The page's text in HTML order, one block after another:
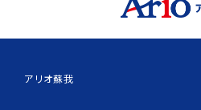
アリオ蘇我